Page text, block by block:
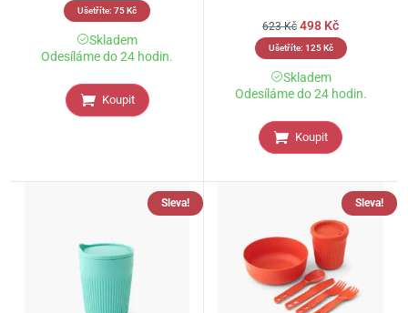
Ušetříte: 75Kč
Skladem
Odesíláme do 24 hodin.
Koupit
623Kč 498 Kč
Ušetříte: 125Kč
Skladem
Odesíláme do 24 hodin.
Koupit
Sleva! Sleva!